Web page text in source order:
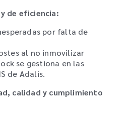
de eficiencia:
por falta de
al no inmovilizar
se gestiona en las
de Adalis.
calidad y cumplimiento